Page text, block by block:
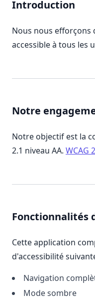
Introduction
Nous nous efforçons
accessible à tous les
Notre
Notre objectif est la
2.1 niveau AA. WCAG
Fonctionnalités
Cette application
d'accessibilité
Navigation
Mode sombre